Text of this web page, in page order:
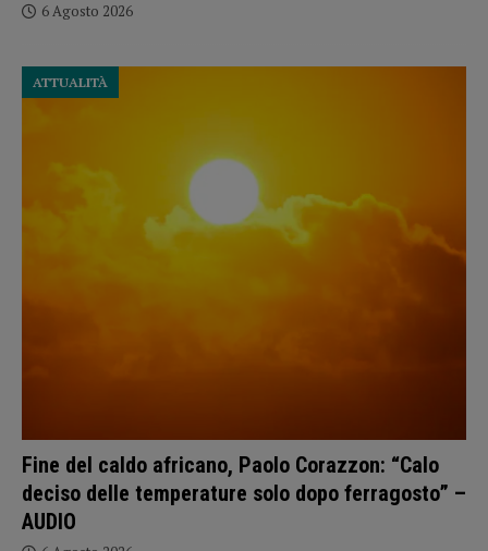
6 Agosto 2026
Fine del caldo africano, Paolo Corazzon: “Calo
deciso delle temperature solo dopo ferragosto” –
AUDIO
ATTUALITÀ